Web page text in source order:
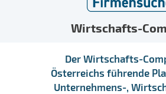
Wirtschafts-
Der Wirtschafts-
Österreichs führende
Unternehmens-,